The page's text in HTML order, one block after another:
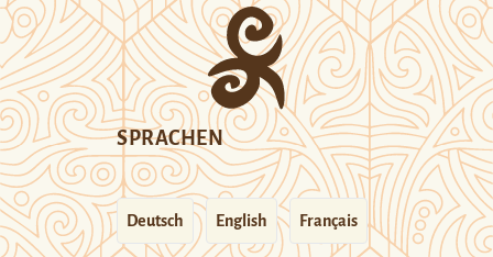
SPRACHEN
Deutsch English Français